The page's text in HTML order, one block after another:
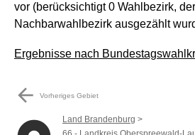
vor (berücksichtigt 0 Wahlbezirk,
Nachbarwahlbezirk ausgezählt
Ergebnisse nach
arrow_back Vorheriges Gebiet
Land Brandenburg